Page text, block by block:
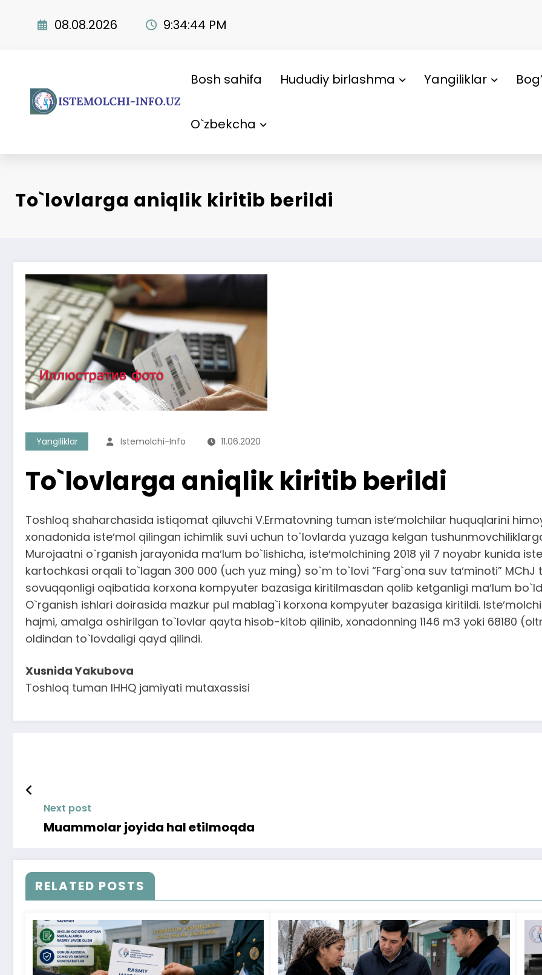
08.08.2026 9:34:45 PM
Bosh sahifa Hududiy birlashma Yangiliklar
O`zbekcha
To`lovlarga aniqlik kiritib berildi
Yangiliklar Istemolchi-Info 11.06.2020
To`lovlarga aniqlik kiritib berildi
Toshloq shaharchasida istiqomat qiluvchi V.Ermatovning tuman isteʼmolchilar huquqlarini
xonadonida isteʼmol qilingan ichimlik suvi uchun to`lovlarda yuzaga kelgan
Murojaatni o`rganish jarayonida maʼlum bo`lishicha, isteʼmolchining 2018 yil 7 noyabr kunida
kartochkasi orqali to`lagan 300 000 (uch yuz ming) so`m to`lovi “Farg`ona suv taʼminoti”
sovuqqonligi oqibatida korxona kompyuter bazasiga kiritilmasdan qolib ketganligi maʼlum
O`rganish ishlari doirasida mazkur pul mablag`i korxona kompyuter bazasiga kiritildi.
hajmi, amalga oshirilgan to`lovlar qayta hisob-kitob qilinib, xonadonning 1146 m3 yoki 68180
oldindan to`lovdaligi qayd qilindi.
Xusnida Yakubova
Toshloq tuman IHHQ jamiyati mutaxassisi
Next post
Muammolar joyida hal etilmoqda
RELATED POSTS